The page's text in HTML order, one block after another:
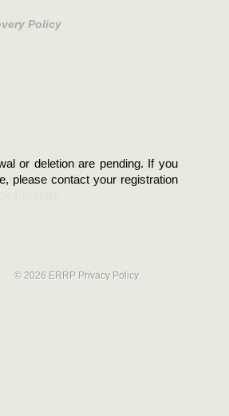
Policy
or deletion are pending. If you
please contact your registration
oder Löschung der
und die Domainregistrierung
Provider.
© 2026 ERRP Privacy Policy